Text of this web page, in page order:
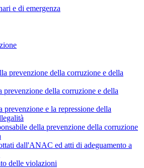
e di emergenza
prevenzione della corruzione e della
prevenzione della corruzione e della
prevenzione e la repressione della
della prevenzione della corruzione
dall'ANAC ed atti di adeguamento a
delle violazioni